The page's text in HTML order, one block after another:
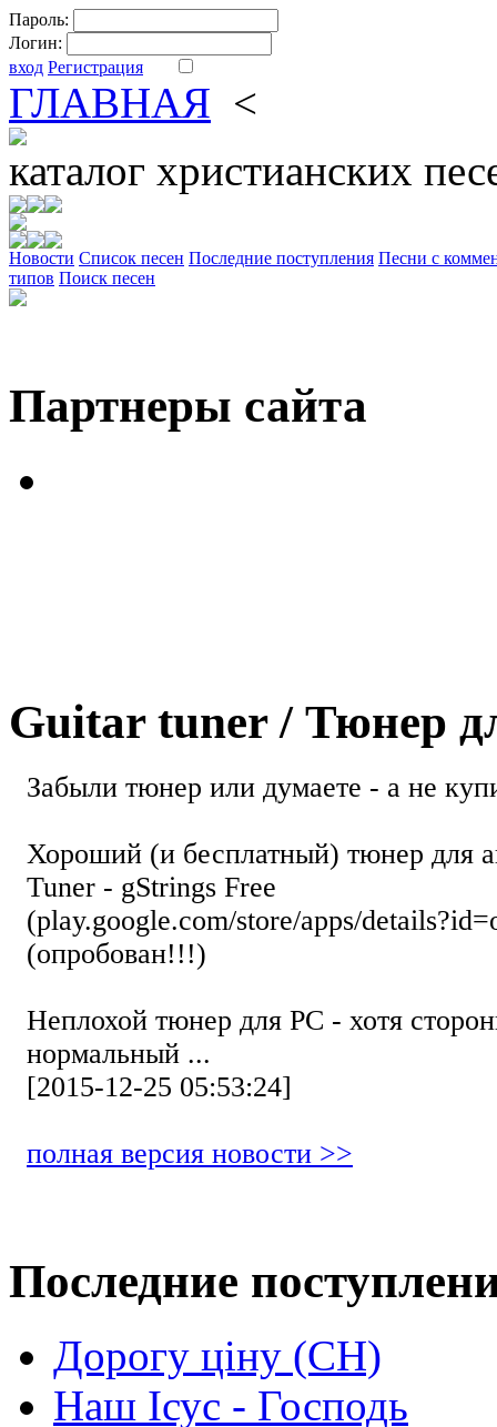
Пароль:
Логин:
вход Регистрация
ГЛАВНАЯ <
каталог христианских
Новости Cписок песен Последние поступления Песни с
типов Поиск песен
Партнеры сайта
Guitar tuner / Тюнер
Забыли тюнер или думаете - а не
Хороший (и бесплатный) тюнер для
Tuner - gStrings Free
(play.google.com/store/apps/
(опробован!!!)
Неплохой тюнер для РС - хотя
нормальный ...
[2015-12-25 05:53:24]
полная версия новости >>
Последние
Дорогу ціну (СН)
Наш Ісус - Господь